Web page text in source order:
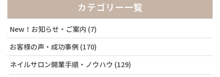
カテゴリー一覧
New！お知らせ・ご案内 (7)
お客様の声・成功事例 (170)
ネイルサロン開業手順・ノウハウ (129)